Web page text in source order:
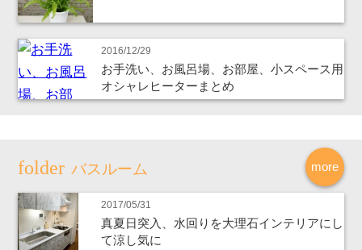
2016/12/29
お手洗い、お風呂場、お部屋、小スペース用
オシャレヒーターまとめ
more
バスルーム
2017/05/31
真夏日突入、水回りを大理石インテリアにし
て涼し気に